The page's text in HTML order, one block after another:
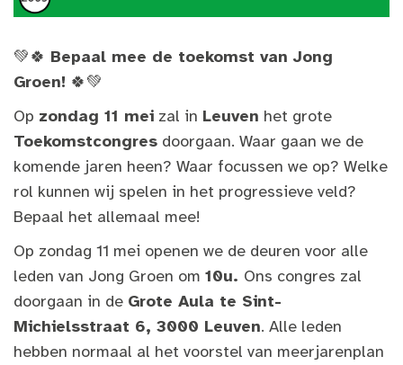
💚🍀 Bepaal mee de toekomst van Jong
Groen! 🍀💚
Op zondag 11 mei zal in Leuven het grote
Toekomstcongres doorgaan. Waar gaan we de
komende jaren heen? Waar focussen we op? Welke
rol kunnen wij spelen in het progressieve veld?
Bepaal het allemaal mee!
Op zondag 11 mei openen we de deuren voor alle
leden van Jong Groen om 10u. Ons congres zal
doorgaan in de Grote Aula te Sint-
Michielsstraat 6, 3000 Leuven. Alle leden
hebben normaal al het voorstel van meerjarenplan